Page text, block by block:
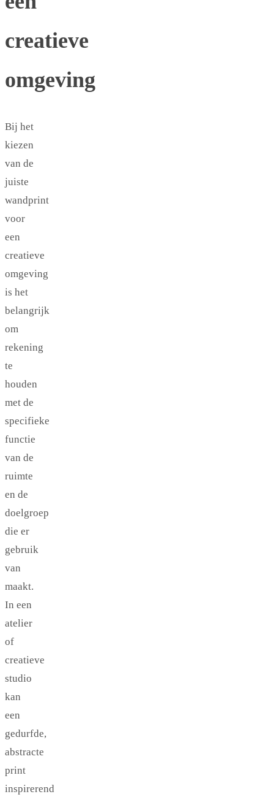
creatieve
omgeving
Bij het
kiezen
van de
juiste
wandprint
voor
een
creatieve
omgeving
is het
belangrijk
om
rekening
te
houden
met de
specifieke
functie
van de
ruimte
en de
doelgroep
die er
gebruik
van
maakt.
In een
atelier
of
creatieve
studio
kan
een
gedurfde,
abstracte
print
inspirerend